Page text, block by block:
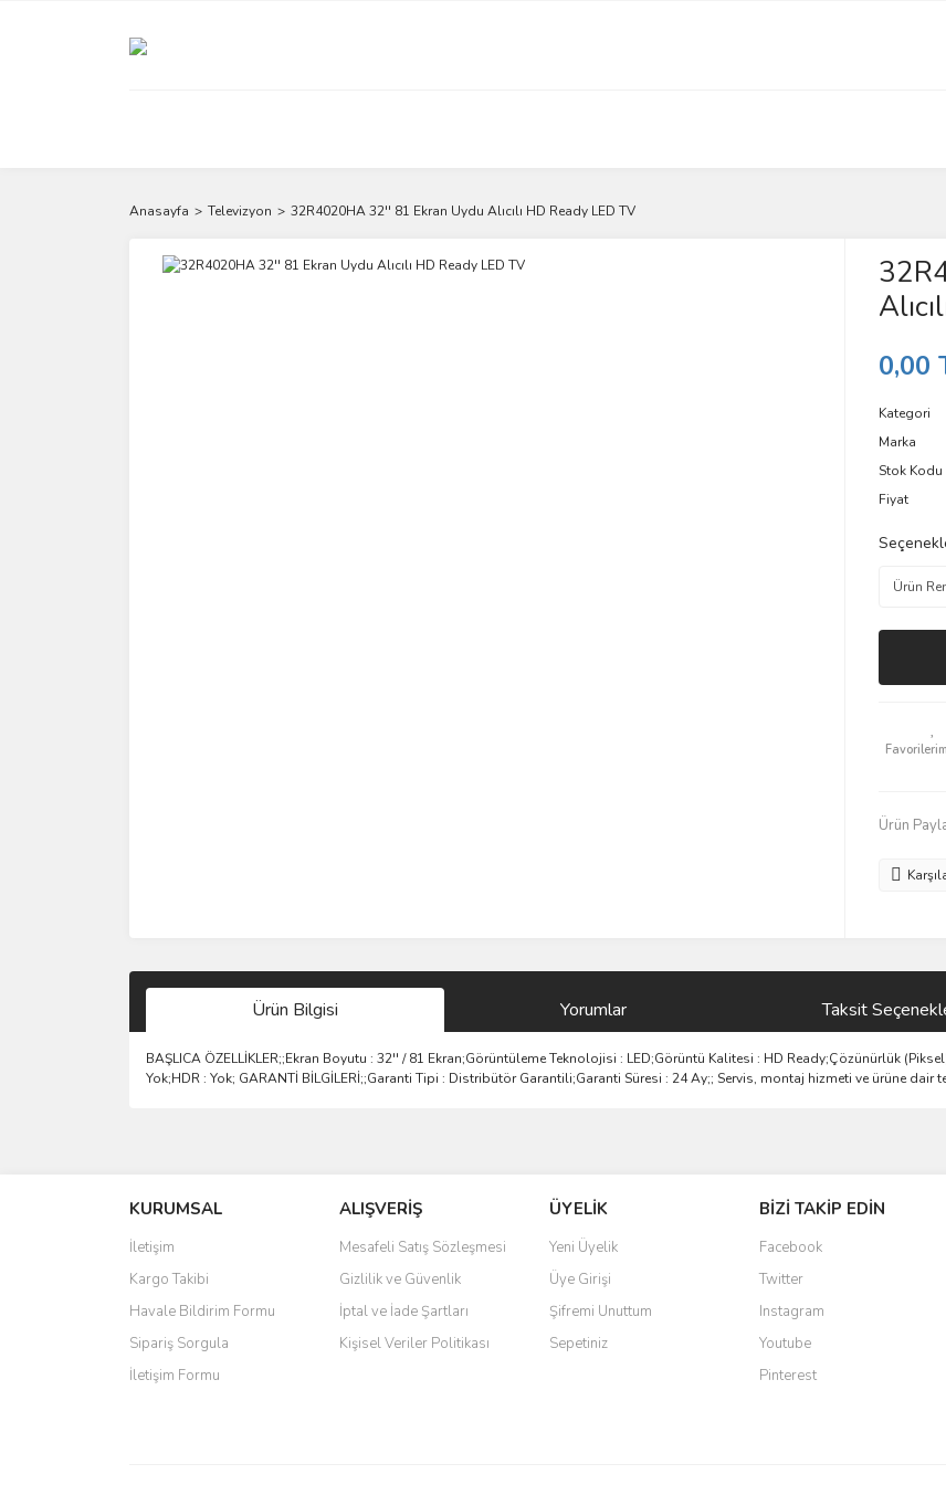
Anasayfa Televizyon 32R4020HA 32'' 81 Ekran Uydu Alıcılı HD Ready LED TV
0,00
Kategori
Marka
Stok Kodu
Fiyat
Ürün
Ürün Bilgisi Yorumlar Taksit
BAŞLICA ÖZELLİKLER;;Ekran Boyutu : 32'' / 81 Ekran;Görüntüleme Teknolojisi : LED;Görüntü Kalitesi : HD Ready;Çözünürlük
Yok;HDR : Yok; GARANTİ BİLGİLERİ;;Garanti Tipi : Distribütör Garantili;Garanti Süresi : 24 Ay;; Servis, montaj hizmeti ve ürüne dair
Ürün resmi kalitesiz, bozuk veya görüntülenemiyor.
Ürün açıklamasında eksik bilgiler bulunuyor.
Ürün bilgilerinde hatalar bulunuyor.
Ürün fiyatı diğer sitelerden daha pahalı.
Bu ürüne benzer farklı alternatifler olmalı.
KURUMSAL
İletişim
Kargo Takibi
Havale Bildirim Formu
Sipariş Sorgula
İletişim Formu
ALIŞVERİŞ
Mesafeli Satış Sözleşmesi
Gizlilik ve Güvenlik
İptal ve İade Şartları
Kişisel Veriler Politikası
ÜYELİK
Yeni Üyelik
Üye Girişi
Şifremi Unuttum
Sepetiniz
BİZİ TAKİP EDİN
Facebook
Twitter
Instagram
Youtube
Pinterest